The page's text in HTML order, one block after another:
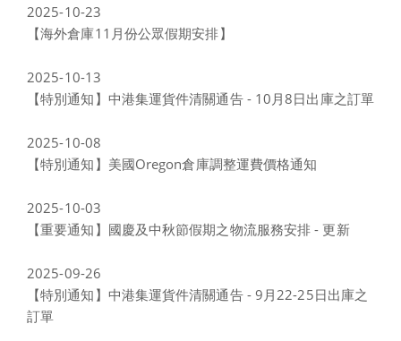
2025-10-23
【海外倉庫11月份公眾假期安排】
2025-10-13
【特別通知】中港集運貨件清關通告 - 10月8日出庫之訂單
2025-10-08
【特別通知】美國Oregon倉庫調整運費價格通知
2025-10-03
【重要通知】國慶及中秋節假期之物流服務安排 - 更新
2025-09-26
【特別通知】中港集運貨件清關通告 - 9月22-25日出庫之
訂單